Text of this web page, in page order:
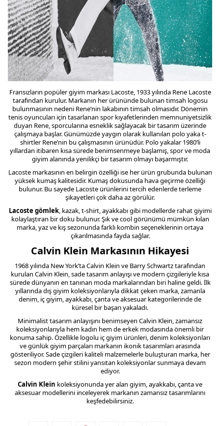
Fransızların popüler giyim markası Lacoste, 1933 yılında Rene Lacoste
tarafından kurulur. Markanın her ürününde bulunan timsah logosu
bulunmasının nedeni Rene’nin lakabının timsah olmasıdır. Dönemin
tenis oyuncuları için tasarlanan spor kıyafetlerinden memnuniyetsizlik
duyan Rene, sporcularına esneklik sağlayacak bir tasarım üzerinde
çalışmaya başlar. Günümüzde yaygın olarak kullanılan polo yaka t-
shirtler Rene’nin bu çalışmasının ürünüdür. Polo yakalar 1980’li
yıllardan itibaren kısa sürede benimsenmeye başlamış, spor ve moda
giyim alanında yenilikçi bir tasarım olmayı başarmıştır.
Lacoste markasının en belirgin özelliği ise her ürün grubunda bulunan
yüksek kumaş kalitesidir. Kumaş dokusunda hava geçirme özelliği
bulunur. Bu sayede Lacoste ürünlerini tercih edenlerde terleme
şikayetleri çok daha az görülür.
Lacoste gömlek, kazak, t-shirt, ayakkabı gibi modellerde rahat giyimi
kolaylaştıran bir doku bulunur. Şık ve cool görünümü mümkün kılan
marka, yaz ve kış sezonunda farklı kombin seçeneklerinin ortaya
çıkarılmasında fayda sağlar.
Calvin Klein Markasının Hikayesi
1968 yılında New York’ta Calvin Klein ve Barry Schwartz tarafından
kurulan Calvin Klein, sade tasarım anlayışı ve modern çizgileriyle kısa
sürede dünyanın en tanınan moda markalarından biri haline geldi. İlk
yıllarında dış giyim koleksiyonlarıyla dikkat çeken marka, zamanla
denim, iç giyim, ayakkabı, çanta ve aksesuar kategorilerinde de
küresel bir başarı yakaladı.
Minimalist tasarım anlayışını benimseyen Calvin Klein, zamansız
koleksiyonlarıyla hem kadın hem de erkek modasında önemli bir
konuma sahip. Özellikle logolu iç giyim ürünleri, denim koleksiyonları
ve günlük giyim parçaları markanın ikonik tasarımları arasında
gösteriliyor. Sade çizgileri kaliteli malzemelerle buluşturan marka, her
sezon modern şehir stilini yansıtan koleksiyonlar sunmaya devam
ediyor.
Calvin Klein koleksiyonunda yer alan giyim, ayakkabı, çanta ve
aksesuar modellerini inceleyerek markanın zamansız tasarımlarını
keşfedebilirsiniz.